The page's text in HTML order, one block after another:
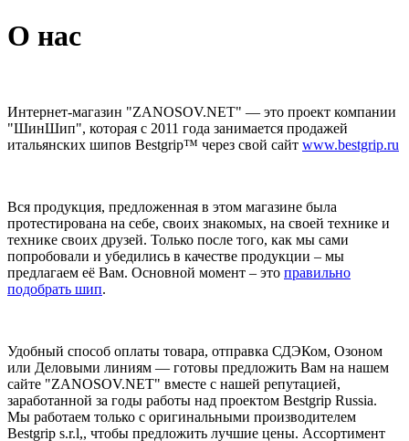
О нас
Интернет-магазин "ZANOSOV.NET" — это проект компании
"ШинШип", которая с 2011 года занимается продажей
итальянских шипов Bestgrip™ через свой сайт www.bestgrip.ru
Вся продукция, предложенная в этом магазине была
протестирована на себе, своих знакомых, на своей технике и
технике своих друзей. Только после того, как мы сами
попробовали и убедились в качестве продукции – мы
предлагаем её Вам. Основной момент – это правильно
подобрать шип.
Удобный способ оплаты товара, отправка СДЭКом, Озоном
или Деловыми линиям — готовы предложить Вам на нашем
сайте "ZANOSOV.NET" вместе с нашей репутацией,
заработанной за годы работы над проектом Bestgrip Russia.
Мы работаем только с оригинальными производителем
Bestgrip s.r.l,, чтобы предложить лучшие цены. Ассортимент